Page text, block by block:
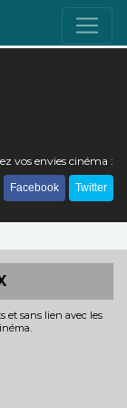
vos envies cinéma :
Facebook Twitter
et sans lien avec les